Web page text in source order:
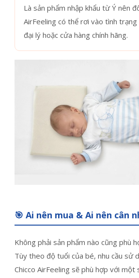
Là sản phẩm nhập khẩu từ Ý nên
AirFeeling có thể rơi vào tình trạng
đại lý hoặc cửa hàng chính hãng.
🎯 Ai nên mua & Ai nên cân
Không phải sản phẩm nào cũng phù
Tùy theo độ tuổi của bé, nhu cầu sử
Chicco AirFeeling sẽ phù hợp với